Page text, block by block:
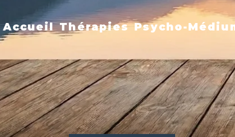
Accueil Thérapies Psycho-